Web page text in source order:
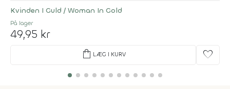
Kvinden I Guld / Woman In Gold
På lager
49,95 kr
shopping_bag LÆG I KURV favorite